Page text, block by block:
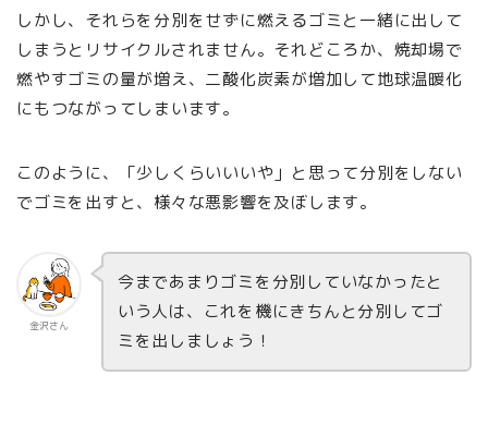
しかし、それらを分別をせずに燃えるゴミと一緒に出して
しまうとリサイクルされません。それどころか、焼却場で
燃やすゴミの量が増え、二酸化炭素が増加して地球温暖化
にもつながってしまいます。
このように、「少しくらいいいや」と思って分別をしない
でゴミを出すと、様々な悪影響を及ぼします。
金沢さん
今まであまりゴミを分別していなかったと
いう人は、これを機にきちんと分別してゴ
ミを出しましょう！